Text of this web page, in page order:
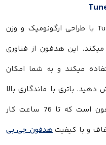
هدفون جی بی ال مدل Tune 720BT با طراحی ارگونومیک و وزن
این هدفون از فناوری
استفاده میکند و به شما امکان
باتری با ماندگاری بالا
یکی از ویژگی‌های کلیدی این هدفون است که تا 76 ساعت کار
و با کیفیتهدفون جی بی